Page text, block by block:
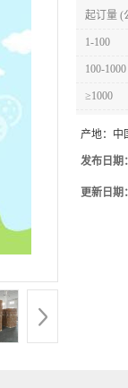
起订量 (
1-100
100-1000
≥1000
产地： 中
发布日期
更新日期